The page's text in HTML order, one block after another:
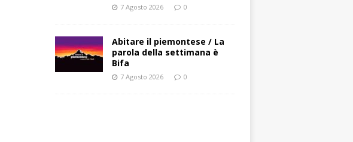
7 Agosto 2026 0
Abitare il piemontese / La
parola della settimana è
Bifa
7 Agosto 2026 0